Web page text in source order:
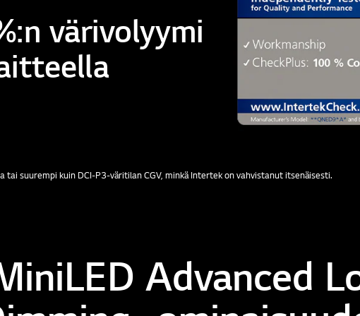
värivolyymi
tai suurempi kuin DCI-P3-väritilan CGV, minkä Intertek on vahvistanut itsenäisesti.
Advanced